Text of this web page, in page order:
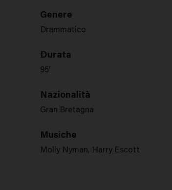
Genere
Drammatico
Durata
95'
Nazionalità
Gran Bretagna
Musiche
Molly Nyman, Harry Escott